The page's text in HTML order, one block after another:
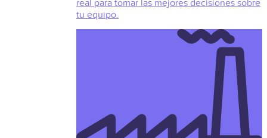
real para tomar las mejores decisiones sobre
tu equipo.